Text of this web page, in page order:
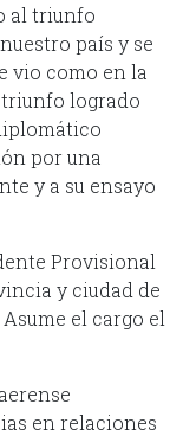
al triunfo
país y se
vio como en la
triunfo logrado
por una
y a su ensayo
Provisional
y ciudad de
el cargo el
en relaciones